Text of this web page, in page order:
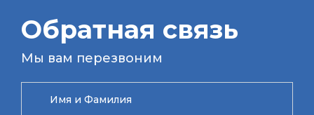
Обратная связь
Мы вам перезвоним